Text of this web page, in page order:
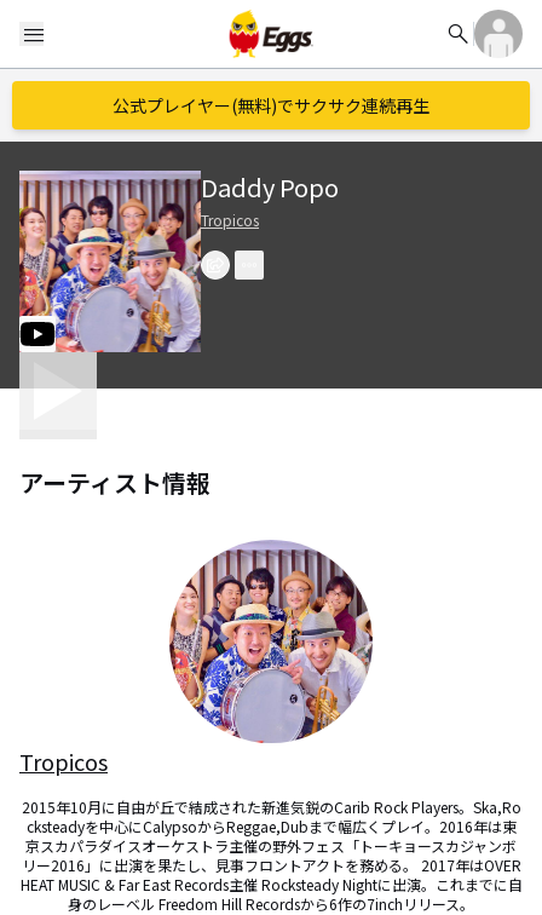
menu search
公式プレイヤー(無料)でサクサク連続再生
Daddy Popo
Tropicos
アーティスト情報
Tropicos
2015年10月に自由が丘で結成された新進気鋭のCarib Rock Players。Ska,Ro
cksteadyを中心にCalypsoからReggae,Dubまで幅広くプレイ。2016年は東
京スカパラダイスオーケストラ主催の野外フェス「トーキョースカジャンボ
リー2016」に出演を果たし、見事フロントアクトを務める。 2017年はOVER
HEAT MUSIC & Far East Records主催 Rocksteady Nightに出演。これまでに自
身のレーベル Freedom Hill Recordsから6作の7inchリリース。